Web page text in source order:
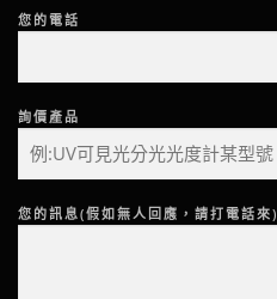
您的電話
詢價產品
您的訊息(假如無人回應，請打電話來)